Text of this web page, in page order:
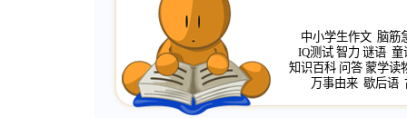
中小学生作文 脑筋
IQ测试 智力 谜语 童
知识百科 问答 蒙学读
万事由来 歇后语